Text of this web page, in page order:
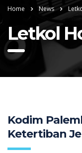
Home News
Letkol
Kodim
Ketertiban